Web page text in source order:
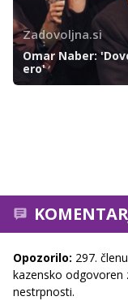
Zadovoljna.si
Omar Naber:
ero'
Opozorilo: 297.
kazensko odgovoren
nestrpnosti.